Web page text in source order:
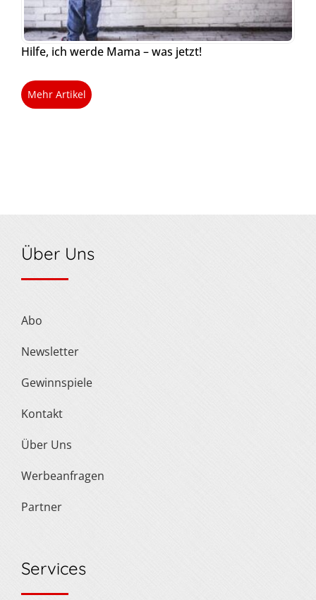
Hilfe, ich werde Mama – was jetzt!
Mehr Artikel
Über Uns
Abo
Newsletter
Gewinnspiele
Kontakt
Über Uns
Werbeanfragen
Partner
Services